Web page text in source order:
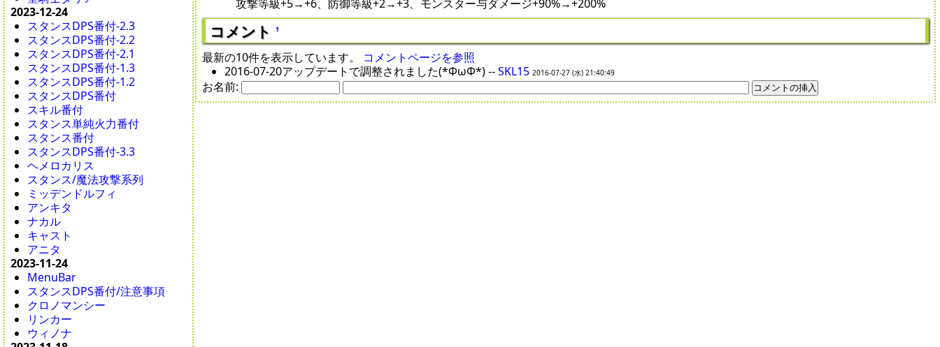
2023-12-24
スタンスDPS番付-2.3
スタンスDPS番付-2.2
スタンスDPS番付-2.1
スタンスDPS番付-1.3
スタンスDPS番付-1.2
スタンスDPS番付
スキル番付
スタンス単純火力番付
スタンス番付
スタンスDPS番付-3.3
ヘメロカリス
スタンス/魔法攻撃系列
ミッデンドルフィ
アンキタ
ナカル
キャスト
アニタ
2023-11-24
MenuBar
スタンスDPS番付/注意事項
クロノマンシー
リンカー
ウィノナ
攻撃等級+5→+6、防御等級+2→+3、モンスター与ダメージ+90%→+200%
コメント †
最新の10件を表示しています。 コメントページを参照
2016-07-20アップデートで調整されました(*ΦωΦ*) --SKL15 2016-07-27 (水) 21:40:49
お名前: